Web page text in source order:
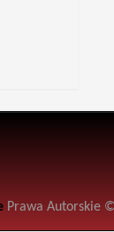
Prawa Autorskie